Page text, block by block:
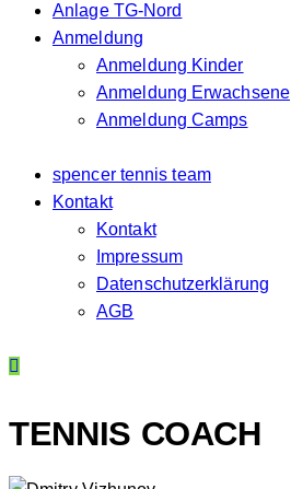
Anlage TG-Nord
Anmeldung
Anmeldung Kinder
Anmeldung Erwachsene
Anmeldung Camps
spencer tennis team
Kontakt
Kontakt
Impressum
Datenschutzerklärung
AGB
TENNIS СOACH